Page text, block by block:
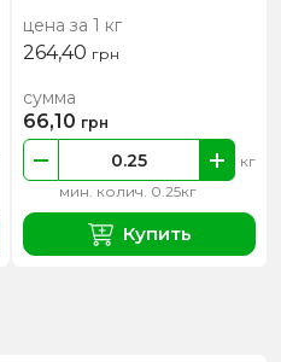
цена за 1 кг
264,40 грн
мин. колич. 0.25кг
кг
сумма
66,10 грн
Купить